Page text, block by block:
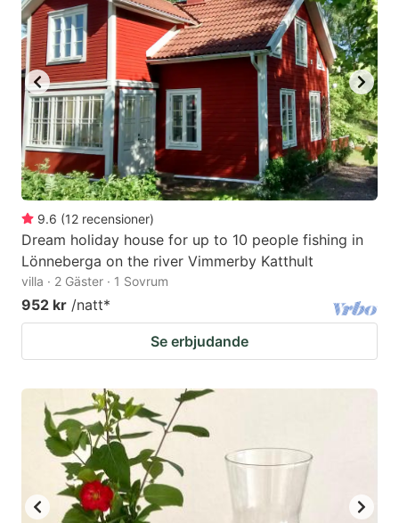
9.6 (12 recensioner)
Dream holiday house for up to 10 people fishing in
Lönneberga on the river Vimmerby Katthult
villa · 2 Gäster · 1 Sovrum
952 kr /natt*
Se erbjudande